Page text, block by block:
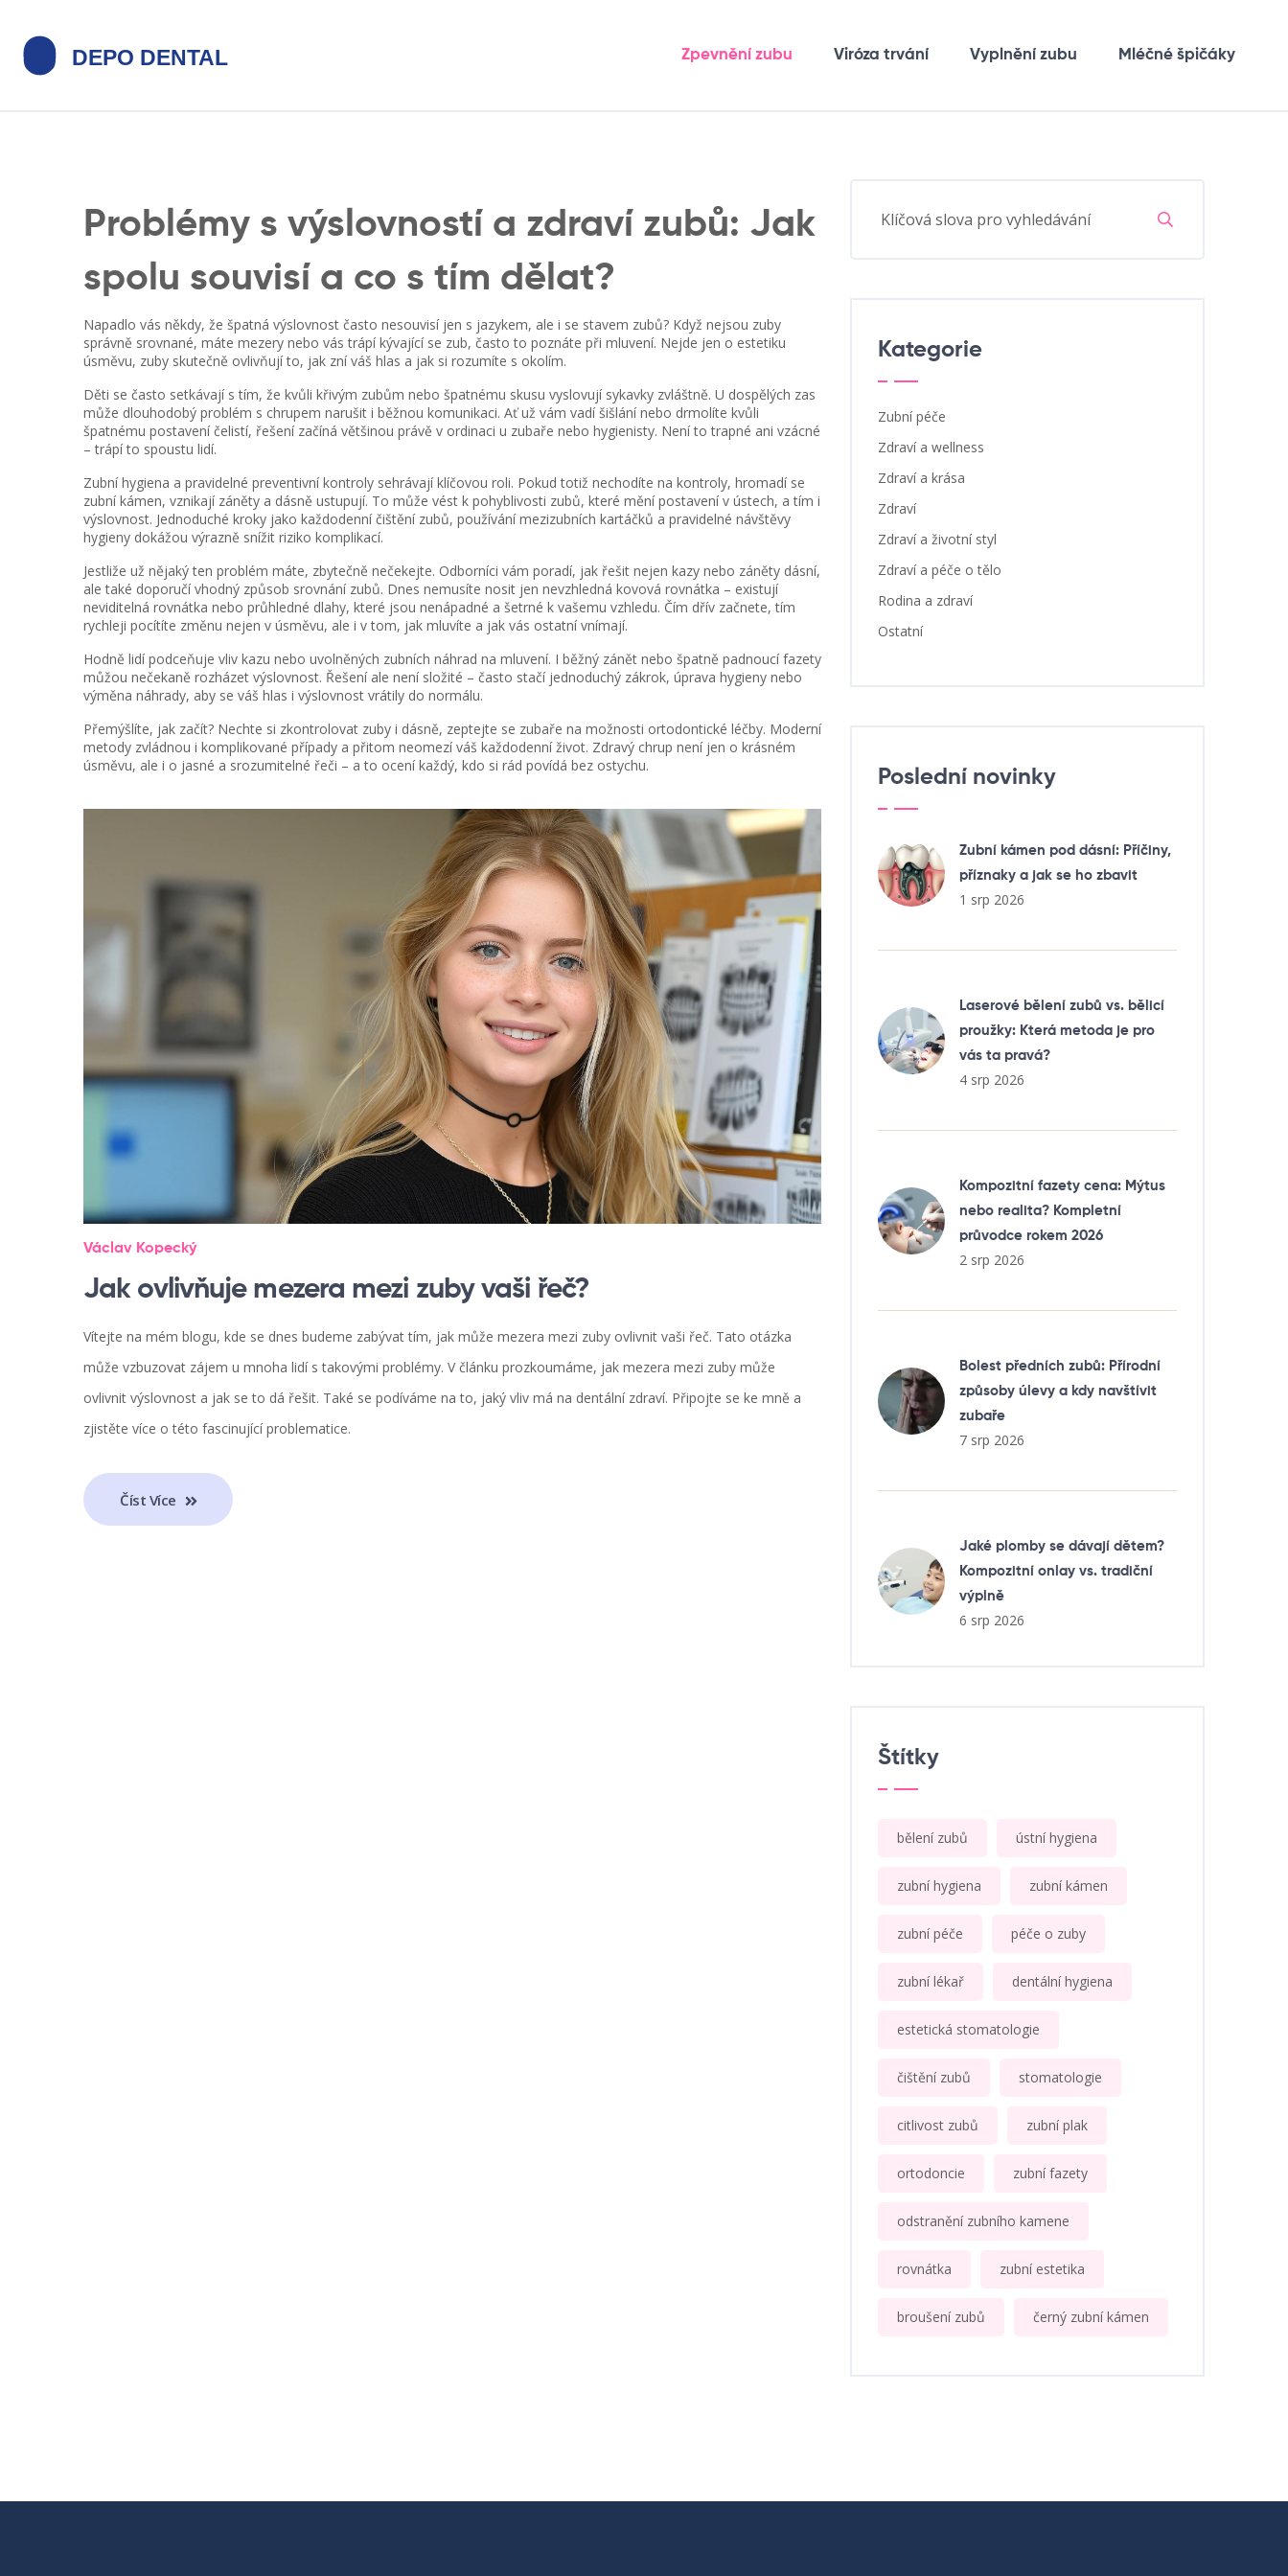
Zpevnění zubu Viróza trvání Vyplnění zubu Mléčné špičáky
Problémy s výslovností a zdraví zubů: Jak
spolu souvisí a co s tím dělat?
Napadlo vás někdy, že špatná výslovnost často nesouvisí jen s jazykem, ale i se stavem zubů? Když nejsou zuby
správně srovnané, máte mezery nebo vás trápí kývající se zub, často to poznáte při mluvení. Nejde jen o estetiku
úsměvu, zuby skutečně ovlivňují to, jak zní váš hlas a jak si rozumíte s okolím.
Děti se často setkávají s tím, že kvůli křivým zubům nebo špatnému skusu vyslovují sykavky zvláštně. U dospělých zas
může dlouhodobý problém s chrupem narušit i běžnou komunikaci. Ať už vám vadí šišlání nebo drmolíte kvůli
špatnému postavení čelistí, řešení začíná většinou právě v ordinaci u zubaře nebo hygienisty. Není to trapné ani vzácné
– trápí to spoustu lidí.
Zubní hygiena a pravidelné preventivní kontroly sehrávají klíčovou roli. Pokud totiž nechodíte na kontroly, hromadí se
zubní kámen, vznikají záněty a dásně ustupují. To může vést k pohyblivosti zubů, které mění postavení v ústech, a tím i
výslovnost. Jednoduché kroky jako každodenní čištění zubů, používání mezizubních kartáčků a pravidelné návštěvy
hygieny dokážou výrazně snížit riziko komplikací.
Jestliže už nějaký ten problém máte, zbytečně nečekejte. Odborníci vám poradí, jak řešit nejen kazy nebo záněty dásní,
ale také doporučí vhodný způsob srovnání zubů. Dnes nemusíte nosit jen nevzhledná kovová rovnátka – existují
neviditelná rovnátka nebo průhledné dlahy, které jsou nenápadné a šetrné k vašemu vzhledu. Čím dřív začnete, tím
rychleji pocítíte změnu nejen v úsměvu, ale i v tom, jak mluvíte a jak vás ostatní vnímají.
Hodně lidí podceňuje vliv kazu nebo uvolněných zubních náhrad na mluvení. I běžný zánět nebo špatně padnoucí fazety
můžou nečekaně rozházet výslovnost. Řešení ale není složité – často stačí jednoduchý zákrok, úprava hygieny nebo
výměna náhrady, aby se váš hlas i výslovnost vrátily do normálu.
Přemýšlíte, jak začít? Nechte si zkontrolovat zuby i dásně, zeptejte se zubaře na možnosti ortodontické léčby. Moderní
metody zvládnou i komplikované případy a přitom neomezí váš každodenní život. Zdravý chrup není jen o krásném
úsměvu, ale i o jasné a srozumitelné řeči – a to ocení každý, kdo si rád povídá bez ostychu.
Václav Kopecký
Jak ovlivňuje mezera mezi zuby vaši řeč?
Vítejte na mém blogu, kde se dnes budeme zabývat tím, jak může mezera mezi zuby ovlivnit vaši řeč. Tato otázka
může vzbuzovat zájem u mnoha lidí s takovými problémy. V článku prozkoumáme, jak mezera mezi zuby může
ovlivnit výslovnost a jak se to dá řešit. Také se podíváme na to, jaký vliv má na dentální zdraví. Připojte se ke mně a
zjistěte více o této fascinující problematice.
Číst Více
Kategorie
Zubní péče
Zdraví a wellness
Zdraví a krása
Zdraví
Zdraví a životní styl
Zdraví a péče o tělo
Rodina a zdraví
Ostatní
Poslední novinky
Zubní kámen pod dásní: Příčiny,
příznaky a jak se ho zbavit
1 srp 2026
Laserové bělení zubů vs. bělicí
proužky: Která metoda je pro
vás ta pravá?
4 srp 2026
Kompozitní fazety cena: Mýtus
nebo realita? Kompletní
průvodce rokem 2026
2 srp 2026
Bolest předních zubů: Přírodní
způsoby úlevy a kdy navštívit
zubaře
7 srp 2026
Jaké plomby se dávají dětem?
Kompozitní onlay vs. tradiční
výplně
6 srp 2026
Štítky
bělení zubů ústní hygiena
zubní hygiena zubní kámen
zubní péče péče o zuby
zubní lékař dentální hygiena
estetická stomatologie
čištění zubů stomatologie
citlivost zubů zubní plak
ortodoncie zubní fazety
odstranění zubního kamene
rovnátka zubní estetika
broušení zubů černý zubní kámen